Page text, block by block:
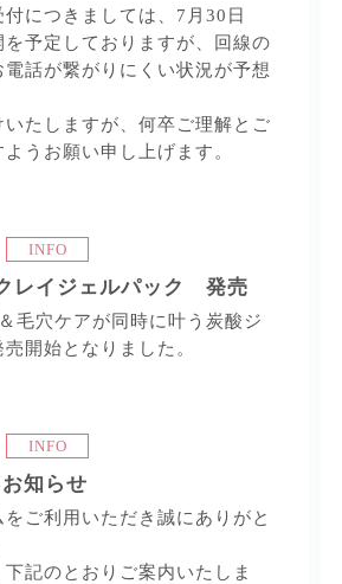
につきましては、7月30日
を予定しておりますが、回線の
話が繋がりにくい状況が予想
いたしますが、何卒ご理解とご
うお願い申し上げます。
INFO
レイジェルパック 発売
毛穴ケアが同時に叶う炭酸ジ
開始となりました。
INFO
知らせ
ご利用いただき誠にありがと
記のとおりご案内いたしま